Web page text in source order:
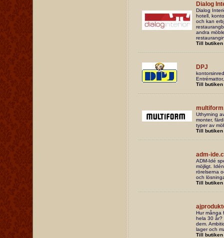
Dialog
Dialog
hotell,
och kan
andra
Till butiken
DPJ
Till butiken
Uthyrning
monter,
typer av
Till butiken
adm-
ADM-Idé
möjligt.
rörelserna
och
Till butiken
Hur många
hela 30 år?
dem.
lager och
Till butiken